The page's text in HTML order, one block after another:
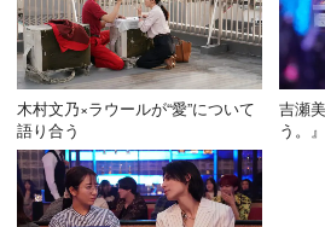
木村文乃×ラウールが“愛”について
語り合う
吉瀬
う。